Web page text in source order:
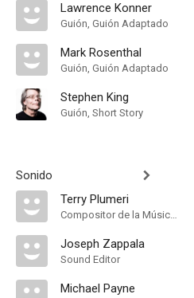
Lawrence Konner
Guión, Guión Adaptado
Mark Rosenthal
Guión, Guión Adaptado
Stephen King
Guión, Short Story
Sonido
Terry Plumeri
Compositor de la Música Original
Joseph Zappala
Sound Editor
Michael Payne